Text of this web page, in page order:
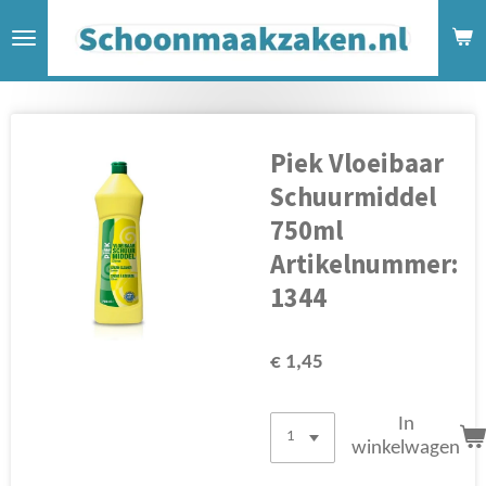
direct
Piek Vloeibaar
Schuurmiddel
750ml
Artikelnummer:
1344
€ 1,45
In
winkelwagen